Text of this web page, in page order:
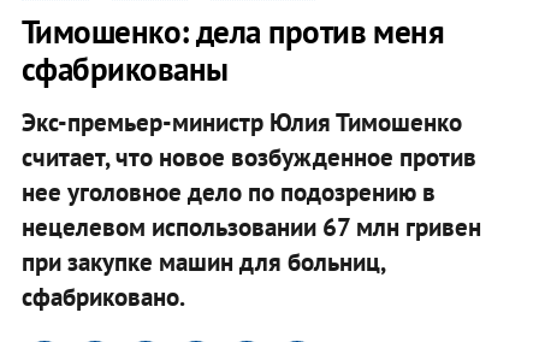
Тимошенко: дела против меня
сфабрикованы
Экс-премьер-министр Юлия Тимошенко
считает, что новое возбужденное против
нее уголовное дело по подозрению в
нецелевом использовании 67 млн гривен
при закупке машин для больниц,
сфабриковано.​